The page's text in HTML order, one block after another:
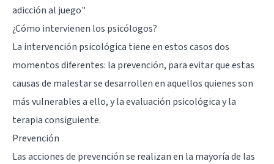
adicción al juego"
¿Cómo intervienen los psicólogos?
La intervención psicológica tiene en estos casos dos
momentos diferentes: la prevención, para evitar que estas
causas de malestar se desarrollen en aquellos quienes son
más vulnerables a ello, y la evaluación psicológica y la
terapia consiguiente.
Prevención
Las acciones de prevención se realizan en la mayoría de las